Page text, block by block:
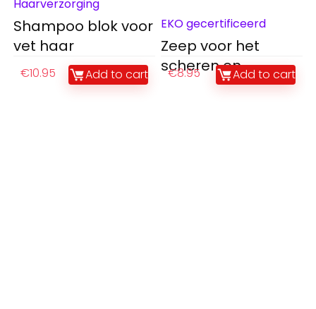
Haarverzorging
Shampoo blok voor
vet haar
€10.95 Add to cart
EKO gecertificeerd
Zeep voor het
scheren en
douchen
€8.95 Add to cart